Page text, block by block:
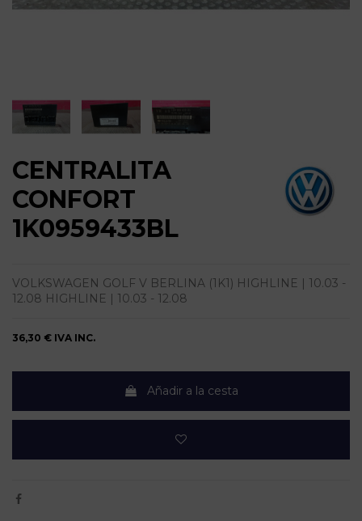
CENTRALITA
CONFORT
1K0959433BL
VOLKSWAGEN GOLF V BERLINA (1K1) HIGHLINE | 10.03 -
12.08 HIGHLINE | 10.03 - 12.08
36,30 € IVA INC.
Añadir a la cesta